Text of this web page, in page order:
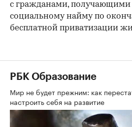
с гражданами, получающими
социальному найму по
бесплатной приватизации
РБК Образование
Мир не будет прежним: как
настроить себя на развитие